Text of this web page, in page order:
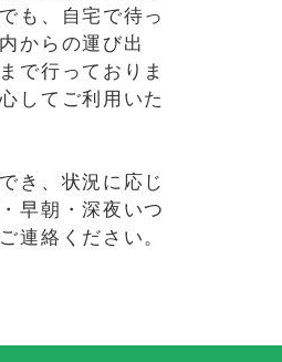
も、自宅で待っ
からの運び出
で行っておりま
してご利用いた
き、状況に応じ
早朝・深夜いつ
連絡ください。